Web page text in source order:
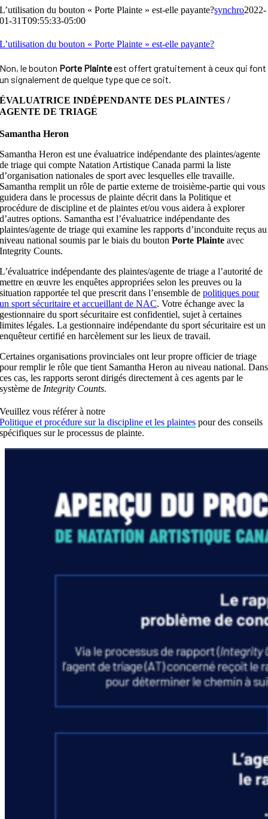
L’utilisation du bouton « Porte Plainte » est-elle payante?synchro2022-
01-31T09:55:33-05:00
L’utilisation du bouton « Porte Plainte » est-elle payante?
Non, le bouton Porte Plainteest offert gratuitement à ceux qui font
un signalement de quelque type que ce soit.
ÉVALUATRICE INDÉPENDANTE DES PLAINTES /
AGENTE DE TRIAGE
Samantha Heron
Samantha Heron est une évaluatrice indépendante des plaintes/agente
de triage qui compte Natation Artistique Canada parmi la liste
d’organisation nationales de sport avec lesquelles elle travaille.
Samantha remplit un rôle de partie externe de troisième-partie qui vous
guidera dans le processus de plainte décrit dans la Politique et
procédure de discipline et de plaintes et/ou vous aidera à explorer
d’autres options. Samantha est l’évaluatrice indépendante des
plaintes/agente de triage qui examine les rapports d’inconduite reçus au
niveau national soumis par le biais du boutonPorte Plainte avec
Integrity Counts.
L’évaluatrice indépendante des plaintes/agente de triage a l’autorité de
mettre en œuvre les enquêtes appropriées selon les preuves ou la
situation rapportée tel que prescrit dans l’ensemble depolitiques pour
un sport sécuritaire et accueillant de NAC. Votre échange avec la
gestionnaire du sport sécuritaire est confidentiel, sujet à certaines
limites légales. La gestionnaire indépendante du sport sécuritaire est un
enquêteur certifié en harcèlement sur les lieux de travail.
Certaines organisations provinciales ont leur propre officier de triage
pour remplir le rôle que tient Samantha Heron au niveau national. Dans
ces cas, les rapports seront dirigés directement à ces agents par le
système de Integrity Counts.
Veuillez vous référer à notre
Politique et procédure sur la discipline et les plaintes pour des conseils
spécifiques sur le processus de plainte.